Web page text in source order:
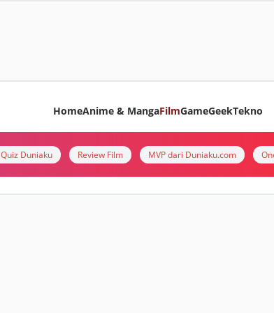
HomeAnime & MangaFilmGameGeekTekno
Quiz Duniaku Review Film MVP dari Duniaku.com